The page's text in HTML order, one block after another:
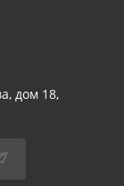
дом 18,